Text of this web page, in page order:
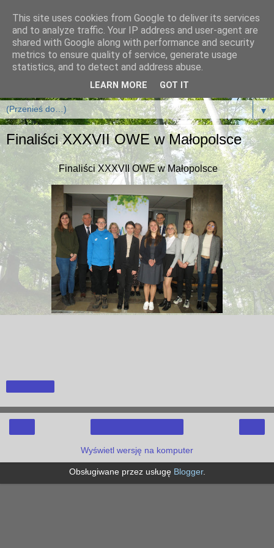
▼
Finaliści XXXVII OWE w Małopolsce
Finaliści XXXVII OWE w Małopolsce
Wyświetl wersję na komputer
Obsługiwane przez usługę Blogger.
This site uses cookies from Google to deliver its services
and to analyze traffic. Your IP address and user-agent are
shared with Google along with performance and security
metrics to ensure quality of service, generate usage
statistics, and to detect and address abuse.
LEARN MORE GOT IT